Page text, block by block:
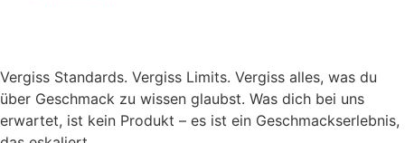
Vergiss Standards. Vergiss Limits. Vergiss alles, was du
über Geschmack zu wissen glaubst. Was dich bei uns
erwartet, ist kein Produkt – es ist ein Geschmackserlebnis,